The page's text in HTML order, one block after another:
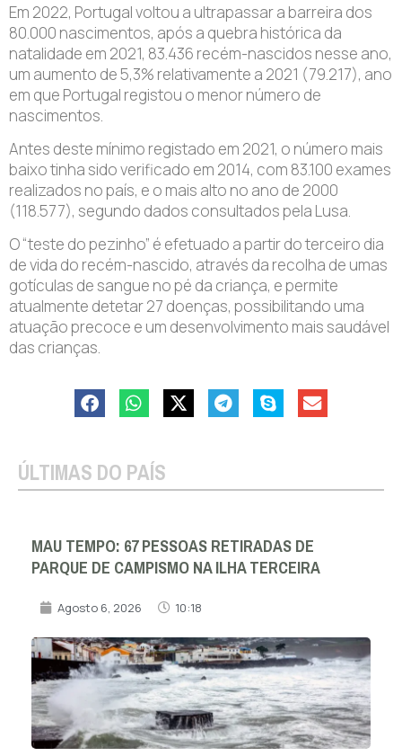
Em 2022, Portugal voltou a ultrapassar a barreira dos
80.000 nascimentos, após a quebra histórica da
natalidade em 2021, 83.436 recém-nascidos nesse ano,
um aumento de 5,3% relativamente a 2021 (79.217), ano
em que Portugal registou o menor número de
nascimentos.
Antes deste mínimo registado em 2021, o número mais
baixo tinha sido verificado em 2014, com 83.100 exames
realizados no país, e o mais alto no ano de 2000
(118.577), segundo dados consultados pela Lusa.
O “teste do pezinho” é efetuado a partir do terceiro dia
de vida do recém-nascido, através da recolha de umas
gotículas de sangue no pé da criança, e permite
atualmente detetar 27 doenças, possibilitando uma
atuação precoce e um desenvolvimento mais saudável
das crianças.
ÚLTIMAS DO PAÍS
MAU TEMPO: 67 PESSOAS RETIRADAS DE
PARQUE DE CAMPISMO NA ILHA TERCEIRA
Agosto 6, 2026 10:18